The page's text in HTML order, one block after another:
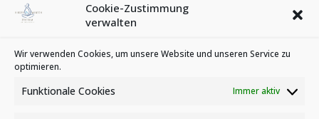
Cookie-Zustimmung
verwalten
Wir verwenden Cookies, um unsere Website und unseren Service zu
optimieren.
Funktionale Cookies Immer aktiv
Januar 2020
Kategorien
News
Veranstaltungen